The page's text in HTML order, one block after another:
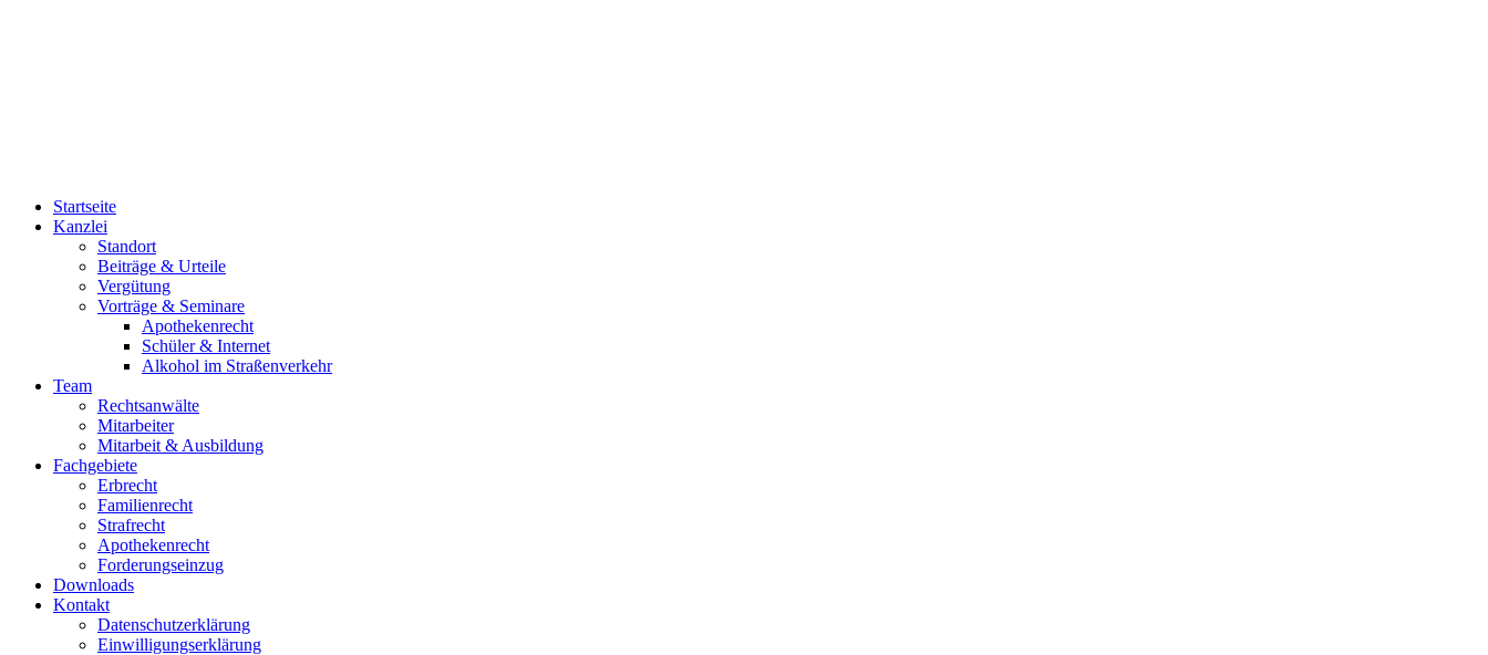
Startseite
Kanzlei
Standort
Beiträge & Urteile
Vergütung
Vorträge & Seminare
Apothekenrecht
Schüler & Internet
Alkohol im Straßenverkehr
Team
Rechtsanwälte
Mitarbeiter
Mitarbeit & Ausbildung
Fachgebiete
Erbrecht
Familienrecht
Strafrecht
Apothekenrecht
Forderungseinzug
Downloads
Kontakt
Datenschutzerklärung
Einwilligungserklärung